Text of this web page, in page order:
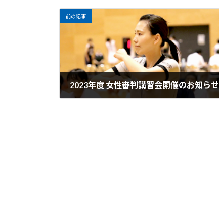
前の記事
2023年度 女性審判講習会開催のお知らせ